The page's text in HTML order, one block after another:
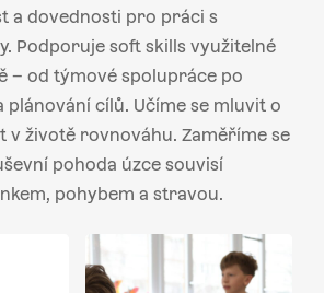
a dovednosti pro práci s
Podporuje soft skills využitelné
– od týmové spolupráce po
plánování cílů. Učíme se mluvit o
v životě rovnováhu. Zaměříme se
pohoda úzce souvisí
pohybem a stravou.